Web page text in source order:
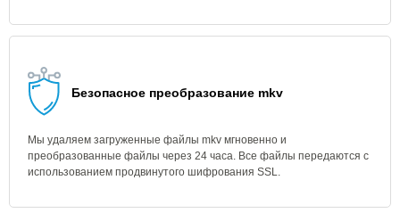
Безопасное преобразование mkv
Мы удаляем загруженные файлы mkv мгновенно и
преобразованные файлы через 24 часа. Все файлы передаются с
использованием продвинутого шифрования SSL.